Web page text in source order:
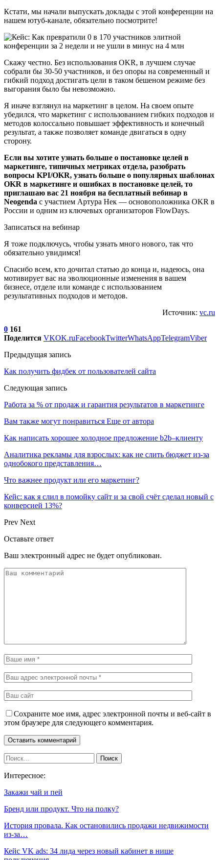
Кстати, мы начали выпускать доклады с этой конференции на
нашем ютуб-канале, обязательно посмотрите!
Скажу честно. Без использования OKR, в лучшем случае
собрали бы 30-50 участников, и без опоры на современный и
гибкий подход достигать цели в таком бешеном режиме без
выгорания было бы невозможно.
Я иначе взглянул на маркетинг в целом. На своем опыте
убедился, что маркетинг с использованием гибких подходов и
методов колоссально повышает эффективность и конечный
результат, а также позволяет команде двигаться в одну
сторону.
Если вы хотите узнать больше о постановке целей в
маркетинге, типичных метриках отдела, разобрать
вопросы KPI/OKR, узнать больше о популярных шаблонах
OKR в маркетинге и ошибках в постановке целей, то
приглашаю вас 21 ноября на бесплатный вебинар в
Neogenda с участием Артура Нек — основоположника OKR в
России и одним из ключевых организаторов FlowDays.
Записаться на вебинар
Я тоже подключусь, чтобы узнать много нового, так что
обязательно увидимся!
Спасибо всем, кто дочитал статью до конца и, надеюсь, она
мотивирует вас на эволюционные изменения в вашем
бизнесе, отделе или команде с использованием
результативных подходов и методов.
Источник: vc.ru
0 161
Поделится VKOK.ruFacebookTwitterWhatsAppTelegramViber
Предыдущая запись
Как получить фидбек от пользователей сайта
Следующая запись
Работа за % от продаж и гарантия результатов в маркетинге
Вам также могут понравиться Еще от автора
Как написать хорошее холодное предложение b2b–клиенту
Аналитика рекламы для взрослых: как не слить бюджет из-за
однобокого представления…
Что важнее продукт или его маркетинг?
Кейс: как я слил в помойку сайт и за свой счёт сделал новый с
конверсией 13%?
Prev Next
Оставьте ответ
Ваш электронный адрес не будет опубликован.
Сохраните мое имя, адрес электронной почты и веб-сайт в
этом браузере для следующего комментария.
Интересное:
Закажи чай и пей
Бренд или продукт. Что на полку?
История провала. Как остановились продажи недвижимости
из-за…
Кейс VK ads: 34 лида через новый кабинет в нише